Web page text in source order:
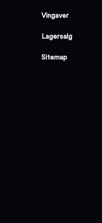
Vingaver
Lagersalg
Sitemap